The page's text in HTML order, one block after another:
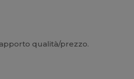
qualità/prezzo.